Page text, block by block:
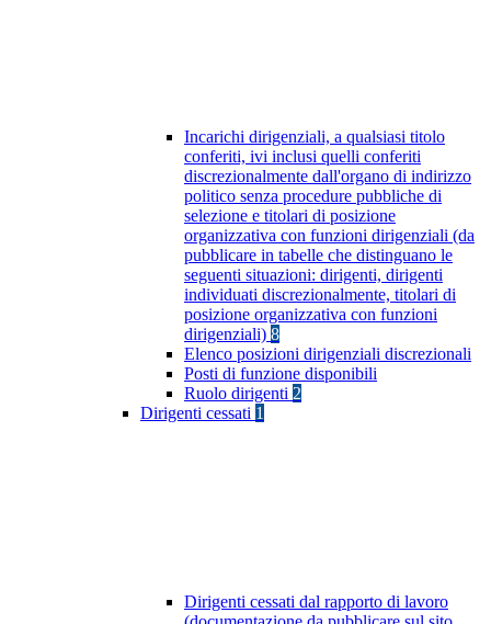
Incarichi dirigenziali, a qualsiasi titolo
conferiti, ivi inclusi quelli conferiti
discrezionalmente dall'organo di indirizzo
politico senza procedure pubbliche di
selezione e titolari di posizione
organizzativa con funzioni dirigenziali (da
pubblicare in tabelle che distinguano le
seguenti situazioni: dirigenti, dirigenti
individuati discrezionalmente, titolari di
posizione organizzativa con funzioni
dirigenziali) 8
Elenco posizioni dirigenziali discrezionali
Posti di funzione disponibili
Ruolo dirigenti 2
Dirigenti cessati 1
Dirigenti cessati dal rapporto di lavoro